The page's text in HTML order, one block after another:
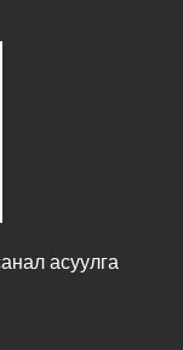
асуулга